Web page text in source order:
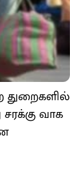
துறை​களில்
வாக​